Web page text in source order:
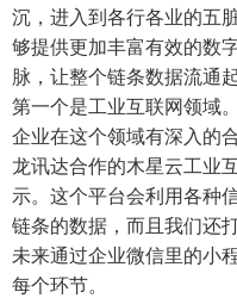
沉，进入到各行各业的五
够提供更加丰富有效的数
脉，让整个链条数据流通
第一个是工业互联网领域
企业在这个领域有深入的
龙讯达合作的木星云工业
示。这个平台会利用各种
链条的数据，而且我们还
未来通过企业微信里的小
每个环节。